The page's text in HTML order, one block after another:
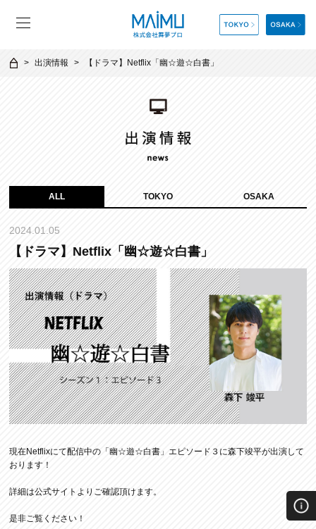
出演情報 【ドラマ】Netflix「幽☆遊☆白書」
ALL TOKYO OSAKA
2024.01.05
【ドラマ】Netflix「幽☆遊☆白書」
現在Netflixにて配信中の「幽☆遊☆白書」エピソード３に森下竣平が出演して
おります！
詳細は公式サイトよりご確認頂けます。
是非ご覧ください！